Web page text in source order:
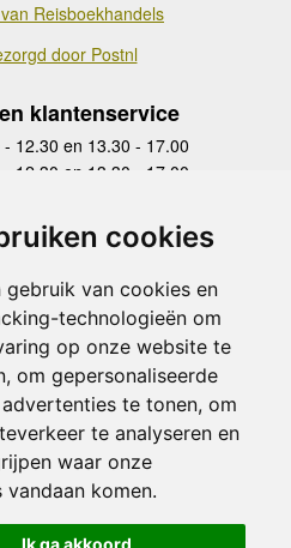
cookies
gebruik van cookies en
technologieën om
op onze website te
om gepersonaliseerde
te tonen, om
te analyseren en
waar onze
vandaan komen.
Ik ga akkoord
Reisboekhandels
door Postnl
klantenservice
- 12.30 en 13.30 - 17.00
- 12.30 en 13.30 - 17.00
- 12.30 en 13.30 - 17.00
- 12.30 en 13.30 - 17.00
gesloten
gesloten